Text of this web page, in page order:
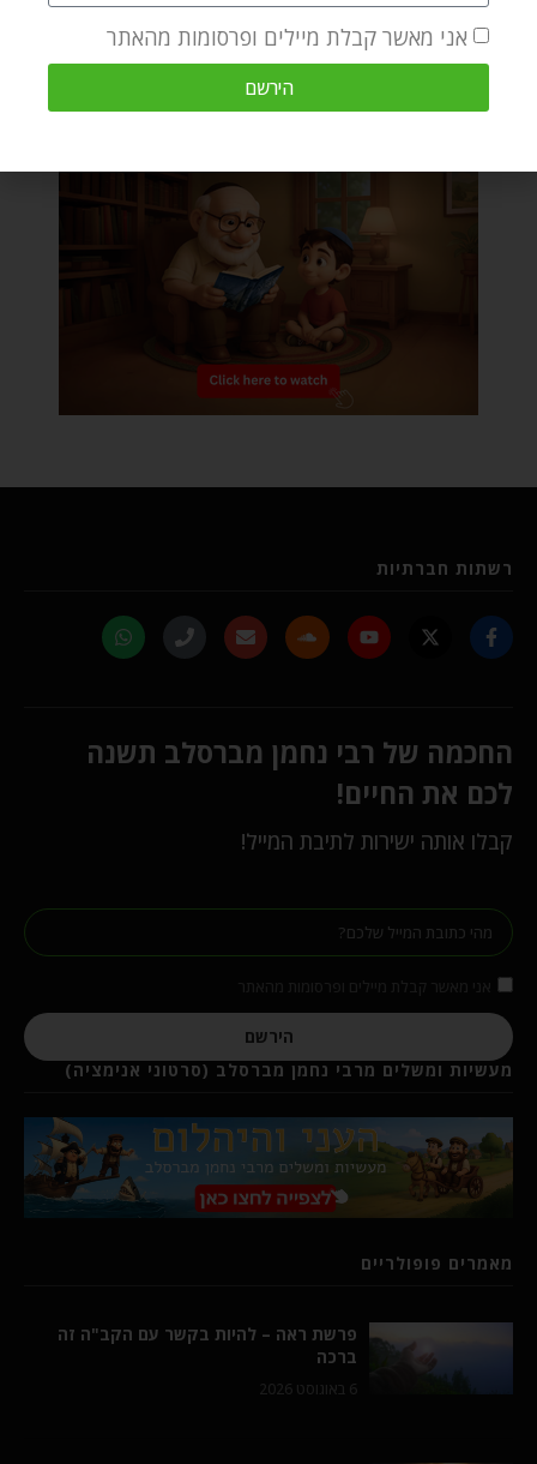
רשתות חברתיות
החכמה של רבי נחמן מברסלב תשנה
לכם את החיים!
קבלו אותה ישירות לתיבת המייל!
הירשם
מעשיות ומשלים מרבי נחמן מברסלב (סרטוני אנימציה)
מאמרים פופולריים
פרשת ראה – להיות בקשר עם הקב"ה זה
ברכה
6 באוגוסט 2026
אני מאשר קבלת מיילים ופרסומות מהאתר
הירשם